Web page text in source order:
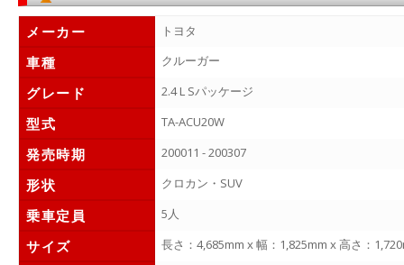
メーカー トヨタ
車種 クルーガー
グレード 2.4 L Sパッケージ
型式 TA-ACU20W
発売時期 200011 - 200307
形状 クロカン・SUV
乗車定員 5人
サイズ 長さ：4,685mm x 幅：1,825mm x 高さ：